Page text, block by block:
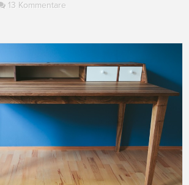
13 Kommentare